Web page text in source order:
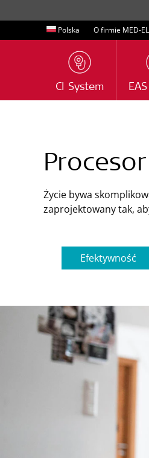
Polska O firmie MED-EL
CI System
Życie bywa
zaprojektowany tak,
Efektywność